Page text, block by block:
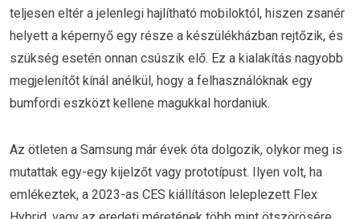
teljesen eltér a jelenlegi hajlítható mobiloktól, hiszen zsanér
helyett a képernyő egy része a készülékházban rejtőzik, és
szükség esetén onnan csúszik elő. Ez a kialakítás nagyobb
megjelenítőt kínál anélkül, hogy a felhasználóknak egy
bumfordi eszközt kellene magukkal hordaniuk.
Az ötleten a Samsung már évek óta dolgozik, olykor meg is
mutattak egy-egy kijelzőt vagy prototípust. Ilyen volt, ha
emlékeztek, a 2023-as CES kiállításon leleplezett Flex